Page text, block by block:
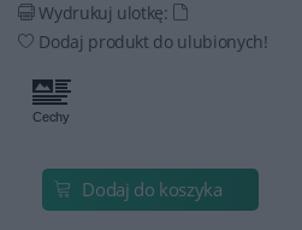
Wydrukuj ulotkę:
Dodaj produkt do ulubionych!
Dodaj do koszyka